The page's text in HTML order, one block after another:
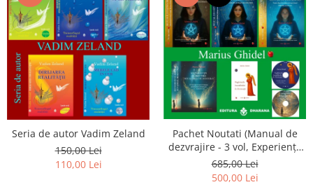
Seria de autor Vadim Zeland
150,00 Lei
110,00 Lei
Pachet Noutati (Manual de
dezvrajire - 3 vol, Experiențe
și amintiri, Rugăciunile
Luceafarului de dimineata) -
Marius Ghidel
685,00 Lei
500,00 Lei